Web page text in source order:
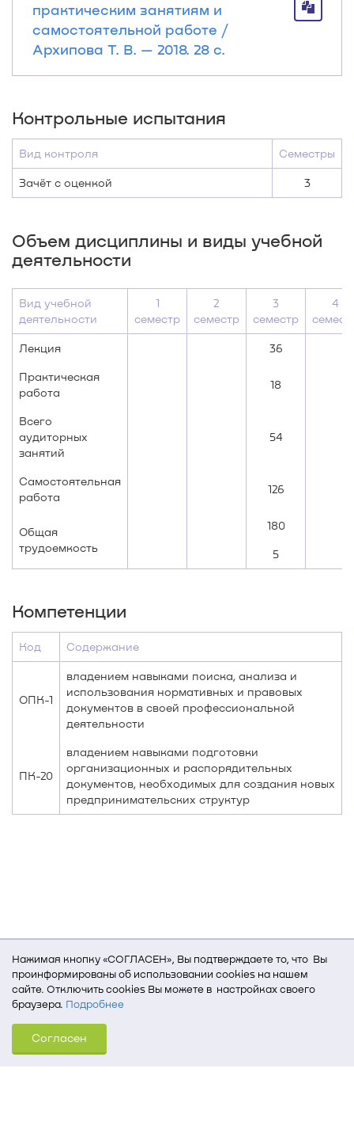
Нажимая кнопку «СОГЛАСЕН», Вы подтверждаете то, что Вы
проинформированы об использовании cookies на нашем
сайте. Отключить cookies Вы можете в настройках своего
браузера. Подробнее
Для того, чтобы мы могли качественно предоставить Вам
услуги, мы используем cookies, которые сохраняются
на Вашем компьютере (Сведения о местоположении; ip-адрес;
Согласен
практическим занятиям и
самостоятельной работе /
Архипова Т. В. — 2018. 28 с.
Контрольные испытания
Вид контроля Семестры
Зачёт с оценкой 3
Объем дисциплины и виды учебной
деятельности
Вид учебной
деятельности
1
семестр
2
семестр
3
семестр
4
Лекция 36
Практическая
работа
18
Всего
аудиторных
занятий
54
Самостоятельная
работа
126
Общая
трудоемкость
180
5
Компетенции
Код Содержание
ОПК-1
владением навыками поиска, анализа и
использования нормативных и правовых
документов в своей профессиональной
деятельности
ПК-20
владением навыками подготовки
организационных и распорядительных
документов, необходимых для создания новых
предпринимательских структур